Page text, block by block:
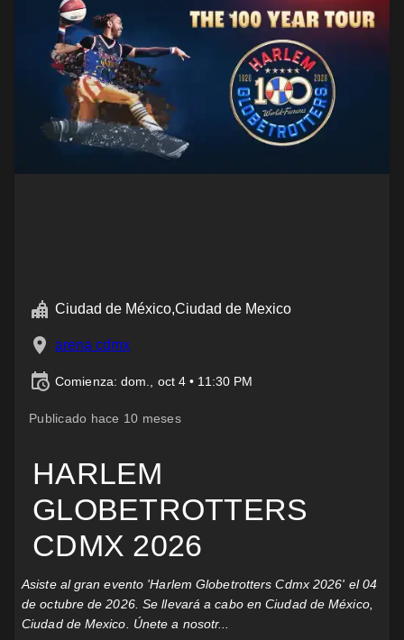
Ciudad de México,Ciudad de Mexico
arena cdmx
Comienza: dom., oct 4 • 11:30 PM
Publicado hace 10 meses
HARLEM
GLOBETROTTERS
CDMX 2026
Asiste al gran evento 'Harlem Globetrotters Cdmx 2026' el 04
de octubre de 2026. Se llevará a cabo en Ciudad de México,
Ciudad de Mexico. Únete a nosotr...